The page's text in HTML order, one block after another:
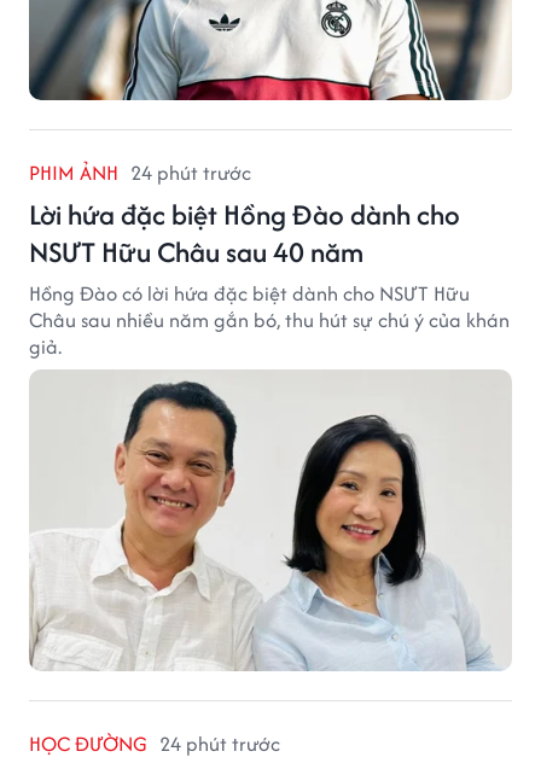
PHIM ẢNH 24 phút trước
Lời hứa đặc biệt Hồng Đào dành cho
NSƯT Hữu Châu sau 40 năm
Hồng Đào có lời hứa đặc biệt dành cho NSƯT Hữu
Châu sau nhiều năm gắn bó, thu hút sự chú ý của khán
giả.
HỌC ĐƯỜNG 24 phút trước